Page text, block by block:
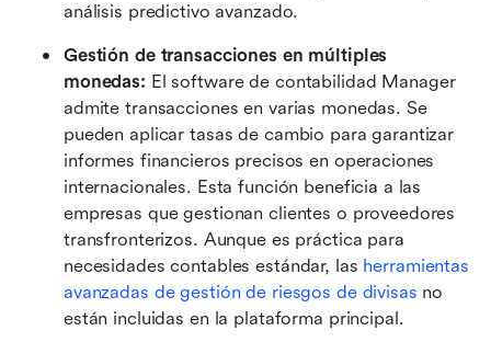
análisis predictivo avanzado.
Gestión de transacciones en múltiples
monedas: El software de contabilidad Manager
admite transacciones en varias monedas. Se
pueden aplicar tasas de cambio para garantizar
informes financieros precisos en operaciones
internacionales. Esta función beneficia a las
empresas que gestionan clientes o proveedores
transfronterizos. Aunque es práctica para
necesidades contables estándar, las herramientas
avanzadas de gestión de riesgos de divisas no
están incluidas en la plataforma principal.